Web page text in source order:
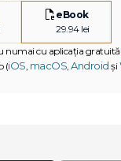
eBook
29.94 lei
numai cu aplicația gratuită
(iOS macOS Android și